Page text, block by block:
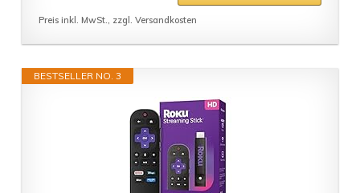
Preis inkl. MwSt., zzgl. Versandkosten
BESTSELLER NO. 3